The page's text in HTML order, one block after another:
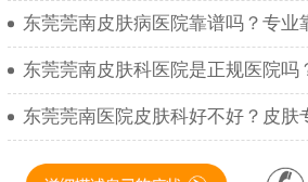
东莞莞南皮肤病医院靠谱吗？专业
东莞莞南皮肤科医院是正规医院吗
东莞莞南医院皮肤科好不好？皮肤